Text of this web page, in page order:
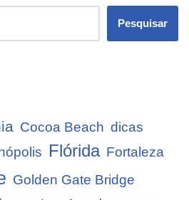
Pesquisar
Cocoa Beach dicas
Flórida Fortaleza
Golden Gate Bridge